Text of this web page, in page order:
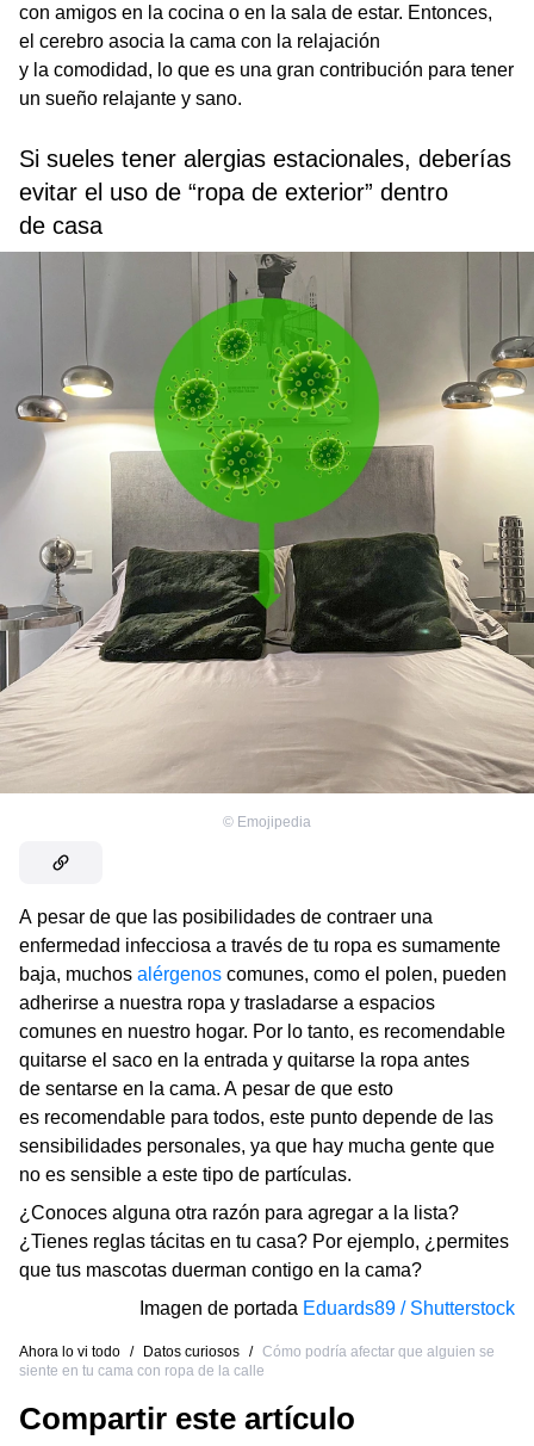
con amigos en la cocina o en la sala de estar. Entonces,
el cerebro asocia la cama con la relajación
y la comodidad, lo que es una gran contribución para tener
un sueño relajante y sano.
Si sueles tener alergias estacionales, deberías
evitar el uso de “ropa de exterior” dentro
de casa
© Emojipedia
A pesar de que las posibilidades de contraer una
enfermedad infecciosa a través de tu ropa es sumamente
baja, muchos alérgenos comunes, como el polen, pueden
adherirse a nuestra ropa y trasladarse a espacios
comunes en nuestro hogar. Por lo tanto, es recomendable
quitarse el saco en la entrada y quitarse la ropa antes
de sentarse en la cama. A pesar de que esto
es recomendable para todos, este punto depende de las
sensibilidades personales, ya que hay mucha gente que
no es sensible a este tipo de partículas.
¿Conoces alguna otra razón para agregar a la lista?
¿Tienes reglas tácitas en tu casa? Por ejemplo, ¿permites
que tus mascotas duerman contigo en la cama?
Imagen de portada Eduards89 / Shutterstock
Ahora lo vi todo / Datos curiosos / Cómo podría afectar que alguien se
siente en tu cama con ropa de la calle
Compartir este artículo